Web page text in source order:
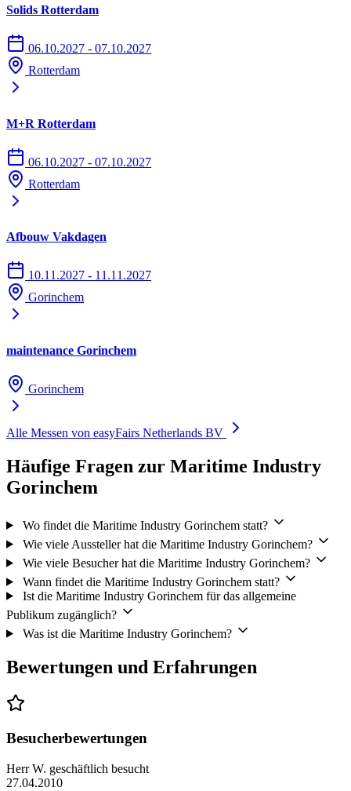
Solids Rotterdam
06.10.2027 - 07.10.2027
Rotterdam
M+R Rotterdam
06.10.2027 - 07.10.2027
Rotterdam
Afbouw Vakdagen
10.11.2027 - 11.11.2027
Gorinchem
maintenance Gorinchem
Gorinchem
Alle Messen von easyFairs Netherlands BV
Häufige Fragen zur Maritime Industry
Gorinchem
Wo findet die Maritime Industry Gorinchem statt?
Wie viele Aussteller hat die Maritime Industry Gorinchem?
Wie viele Besucher hat die Maritime Industry Gorinchem?
Wann findet die Maritime Industry Gorinchem statt?
Ist die Maritime Industry Gorinchem für das allgemeine
Publikum zugänglich?
Was ist die Maritime Industry Gorinchem?
Bewertungen und Erfahrungen
Besucherbewertungen
Herr W. geschäftlich besucht
27.04.2010